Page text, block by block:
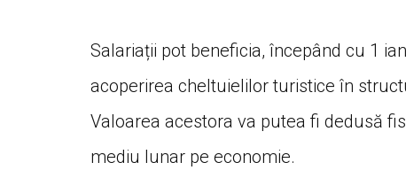
Salariații pot beneficia, începând cu 1
acoperirea cheltuielilor turistice în
Valoarea acestora va putea fi dedusă
mediu lunar pe economie.